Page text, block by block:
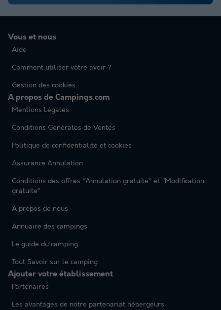
Vous et nous
Aide
Comment utiliser votre avoir ?
Gestion des cookies
A propos de Campings.com
Mentions Légales
Conditions Générales de Ventes
Politique de confidentialité et cookies
Assurance Annulation
Conditions des offres “Annulation gratuite” et “Modification
gratuite”
À propos de nous
Annuaire des campings
Le guide du camping
Tout Savoir sur le camping
Ajouter votre établissement
Partenaires
Les avantages de notre partenariat hébergeurs